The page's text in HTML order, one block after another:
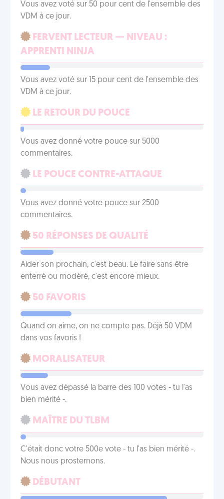
Vous avez voté sur 50 pour cent de l'ensemble des
VDM à ce jour.
FERVENT LECTEUR — NIVEAU :
APPRENTI NINJA
Vous avez voté sur 15 pour cent de l'ensemble des
VDM à ce jour.
LE RETOUR DU POUCE
Vous avez donné votre pouce sur 5000
commentaires.
LE POUCE CONTRE-ATTAQUE
Vous avez donné votre pouce sur 2500
commentaires.
50 RÉPONSES DE QUALITÉ
Aider son prochain, c'est beau. Le faire sans être
enterré ou modéré, c'est encore mieux.
50 FAVORIS
Quand on aime, on ne compte pas. Déjà 50 VDM
dans vos favoris !
MORALISATEUR
Vous avez dépassé la barre des 100 votes - tu l'as
bien mérité -.
MAÎTRE DU TLBM
C'était donc votre 500e vote - tu l'as bien mérité -.
Nous nous prosternons.
DÉBUTANT